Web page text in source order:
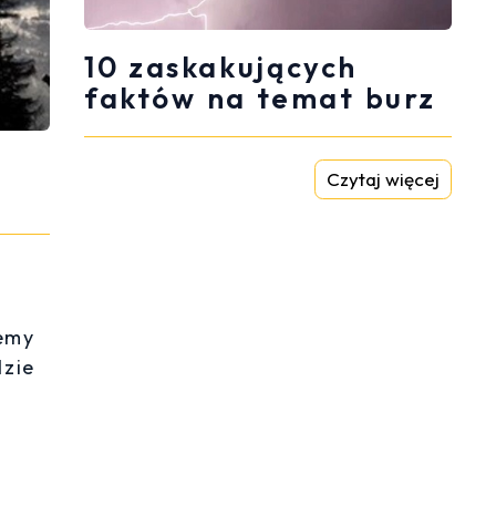
10 zaskakujących
faktów na temat burz
Czytaj więcej